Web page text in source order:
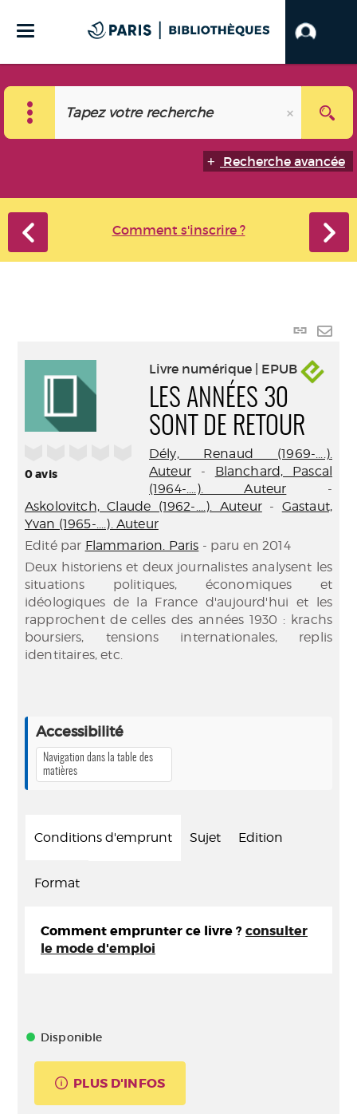
Recherche avancée
Comment s'inscrire ?
Lien
0avis
Livre numérique | EPUB
LES ANNÉES 30
SONT DE RETOUR
Dély, Renaud (1969-....).
Auteur- Blanchard, Pascal
(1964-....). Auteur -
Askolovitch, Claude (1962-....). Auteur- Gastaut,
Yvan (1965-....). Auteur
Edité par Flammarion. Paris - paru en 2014
Deux historiens et deux journalistes analysent les
situations politiques, économiques et
idéologiques de la France d'aujourd'hui et les
rapprochent de celles des années 1930 : krachs
boursiers, tensions internationales, replis
identitaires, etc.
Accessibilité
Navigation dans la table des
matières
Conditions d'emprunt Sujet Edition
Format
Comment emprunter ce livre ? consulter
le mode d'emploi
Disponible
PLUS D'INFOS